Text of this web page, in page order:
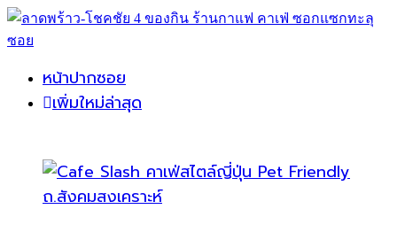
หน้าปากซอย
เพิ่มใหม่ล่าสุด